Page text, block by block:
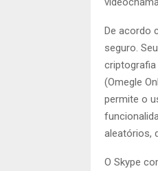
De acordo
seguro.
(Omegle
permite o
aleatórios,
O Skype